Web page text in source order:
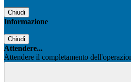
Chiudi
Informazione
Chiudi
Attendere...
Attendere il completamento